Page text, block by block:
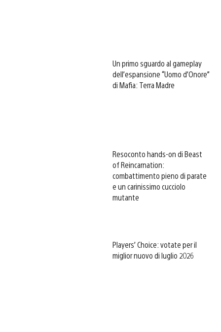
Un primo sguardo al gameplay
dell’espansione “Uomo d’Onore”
di Mafia: Terra Madre
Resoconto hands-on di Beast
of Reincarnation:
combattimento pieno di parate
e un carinissimo cucciolo
mutante
Players’ Choice: votate per il
miglior nuovo di luglio 2026